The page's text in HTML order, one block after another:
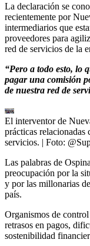
La declaración se
recientemente por
intermediarios que
proveedores para
red de servicios de la
“Pero a todo esto, lo
pagar una comisión
de nuestra red de
El interventor de
prácticas relacionadas
servicios. | Foto:
Las palabras de
preocupación por la
y por las millonarias
país.
Organismos de
retrasos en pagos,
sostenibilidad